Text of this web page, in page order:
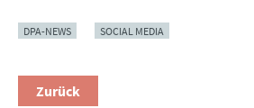
DPA-NEWS SOCIAL MEDIA
Zurück